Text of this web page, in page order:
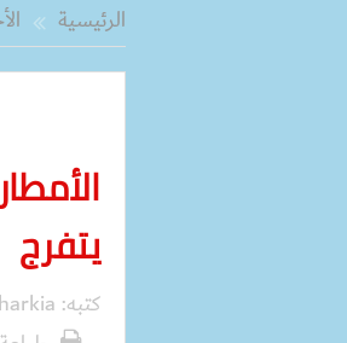
الرئيسية
يتفرج
كتبه: